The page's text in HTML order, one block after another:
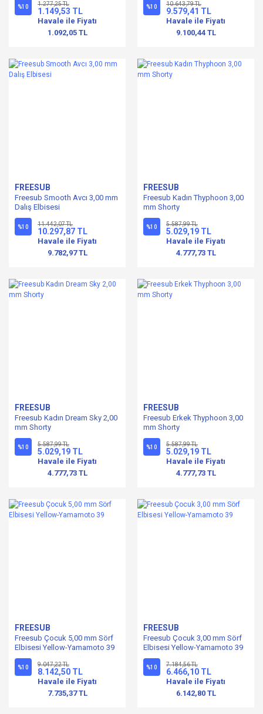
%10 1.277,25 TL
1.149,53 TL
Havale ile Fiyatı
1.092,05 TL
%10 10.643,79 TL
9.579,41 TL
Havale ile Fiyatı
9.100,44 TL
FREESUB
Freesub Smooth Avcı 3,00 mm
Dalış Elbisesi
%10 11.442,07 TL
10.297,87 TL
Havale ile Fiyatı
9.782,97 TL
FREESUB
Freesub Kadın Thyphoon 3,00
mm Shorty
%10 5.587,99 TL
5.029,19 TL
Havale ile Fiyatı
4.777,73 TL
FREESUB
Freesub Kadın Dream Sky 2,00
mm Shorty
%10 5.587,99 TL
5.029,19 TL
Havale ile Fiyatı
4.777,73 TL
FREESUB
Freesub Erkek Thyphoon 3,00
mm Shorty
%10 5.587,99 TL
5.029,19 TL
Havale ile Fiyatı
4.777,73 TL
FREESUB
Freesub Çocuk 5,00 mm Sörf
Elbisesi Yellow-Yamamoto 39
%10 9.047,22 TL
8.142,50 TL
Havale ile Fiyatı
7.735,37 TL
FREESUB
Freesub Çocuk 3,00 mm Sörf
Elbisesi Yellow-Yamamoto 39
%10 7.184,56 TL
6.466,10 TL
Havale ile Fiyatı
6.142,80 TL